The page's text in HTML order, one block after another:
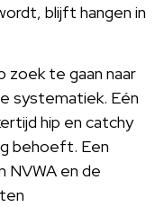
blijft hangen in
zoek te gaan naar
systematiek. Eén
hip en catchy
behoeft. Een
NVWA en de